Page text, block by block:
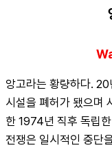
앙고라는 황량하다.
시설을 폐허가 됐으며
한 1974년 직후 독립
전쟁은 일시적인 중단